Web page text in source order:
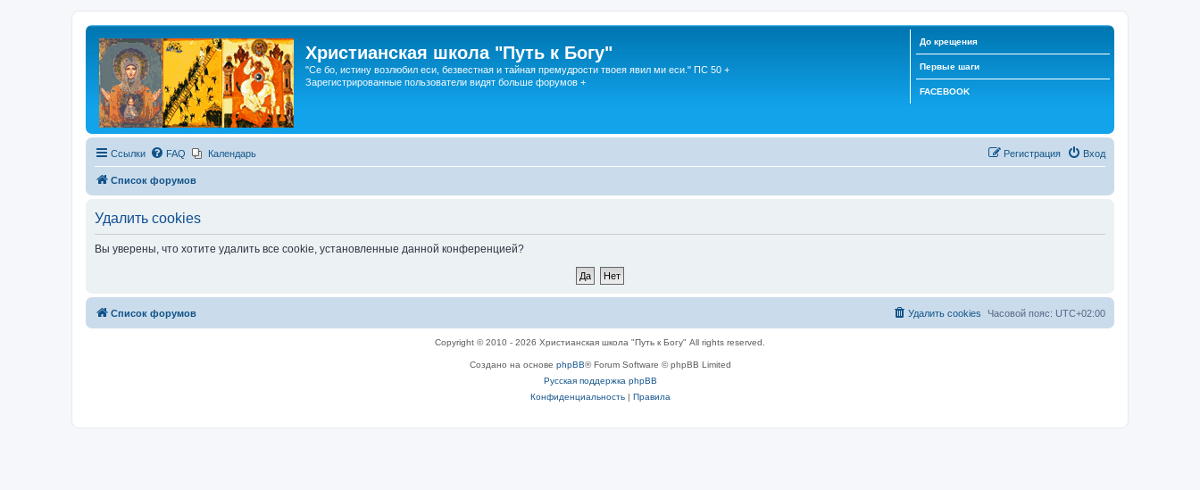
Христианская школа "Путь к Богу"
"Се бо, истину возлюбил еси, безвестная и тайная премудрости твоея явил ми еси." ПС 50 +
Зарегистрированные пользователи видят больше форумов +
До крещения
Первые шаги
FACEBOOK
Ссылки FAQ Календарь Вход
Регистрация
Список форумов
Удалить cookies
Вы уверены, что хотите удалить все cookie, установленные данной конференцией?
Список форумов Часовой пояс: UTC+02:00
Удалить cookies
Copyright © 2010 - 2026 Христианская школа "Путь к Богу" All rights reserved.
Создано на основе phpBB® Forum Software © phpBB Limited
Русская поддержка phpBB
Конфиденциальность| Правила